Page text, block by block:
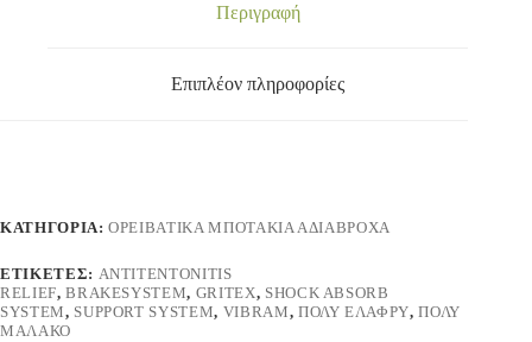
Περιγραφή
Επιπλέον πληροφορίες
ΚΑΤΗΓΟΡΊΑ:ΟΡΕΙΒΑΤΙΚΆ ΜΠΟΤΆΚΙΑ ΑΔΙΆΒΡΟΧΑ
ΕΤΙΚΈΤΕΣ: ANTITENTONITIS
RELIEF,BRAKESYSTEM, GRITEX, SHOCK ABSORB
SYSTEM, SUPPORT SYSTEM, VIBRAM, ΠΟΛΎ ΕΛΑΦΡΎ,ΠΟΛΎ
ΜΑΛΑΚΌ